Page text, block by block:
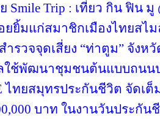
Smile Trip : เที่ยว กิน ฟิน มู
ยยิ้มแก่สมาชิกเมืองไทยสไ
รวจจุดเสี่ยง “ท่าตูม” จังห
ใช้พัฒนาชุมชนต้นแบบถนน
ไทยสมุทรประกันชีวิต จัดเ
บาท ในงานวันประกัน